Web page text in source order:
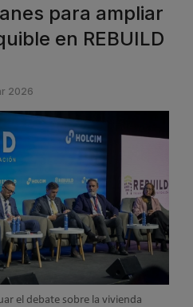
para ampliar
en REBUILD
2026
el debate sobre la vivienda